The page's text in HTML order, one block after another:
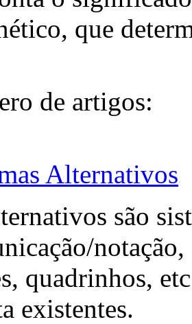
que
de artigos:
Alternativos
são
quadrinhos,
existentes.